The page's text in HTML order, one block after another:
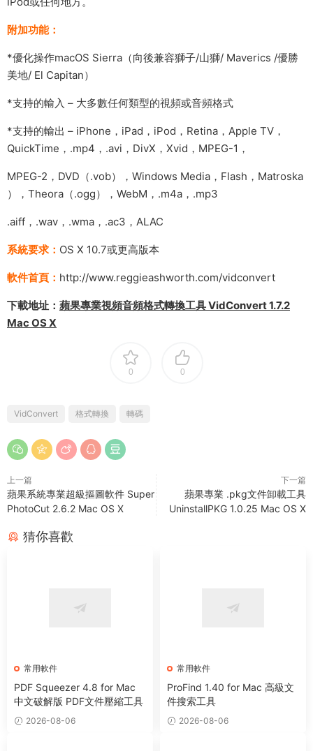
附加功能：
*優化操作macOS Sierra（向後兼容獅子/山獅/ Maverics /優勝
美地/ El Capitan）
*支持的輸入 – 大多數任何類型的視頻或音頻格式
*支持的輸出 – iPhone，iPad，iPod，Retina，Apple TV，
QuickTime，.mp4，.avi，DivX，Xvid，MPEG-1，
MPEG-2，DVD（.vob），Windows Media，Flash，Matroska
），Theora（.ogg），WebM，.m4a，.mp3
.aiff，.wav，.wma，.ac3，ALAC
系統要求： OS X 10.7或更高版本
軟件首頁： http://www.reggieashworth.com/vidconvert
下載地址： 蘋果專業視頻音頻格式轉換工具 VidConvert 1.7.2
Mac OS X
0 0
VidConvert 格式轉換 轉碼
上一篇
蘋果系統專業超級摳圖軟件 Super
PhotoCut 2.6.2 Mac OS X
下一篇
蘋果專業 .pkg文件卸載工具
UninstallPKG 1.0.25 Mac OS X
猜你喜歡
常用軟件
PDF Squeezer 4.8 for Mac
中文破解版 PDF文件壓縮工具
2026-08-06
常用軟件
ProFind 1.40 for Mac 高級文
件搜索工具
2026-08-06